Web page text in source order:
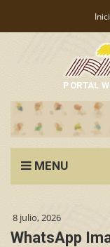
PORTAL
MENU
8 julio, 2026
WhatsApp